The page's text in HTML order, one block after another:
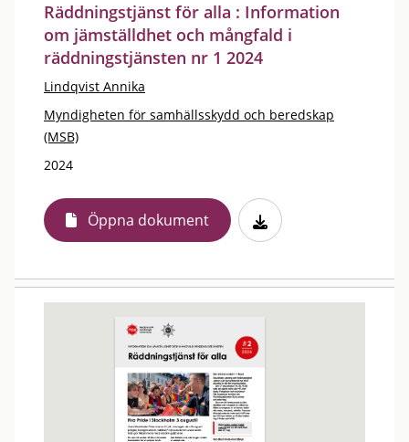
Räddningstjänst för alla : Information
om jämställdhet och mångfald i
räddningstjänsten nr 1 2024
Lindqvist Annika
Myndigheten för samhällsskydd och beredskap
(MSB)
2024
Öppna dokument